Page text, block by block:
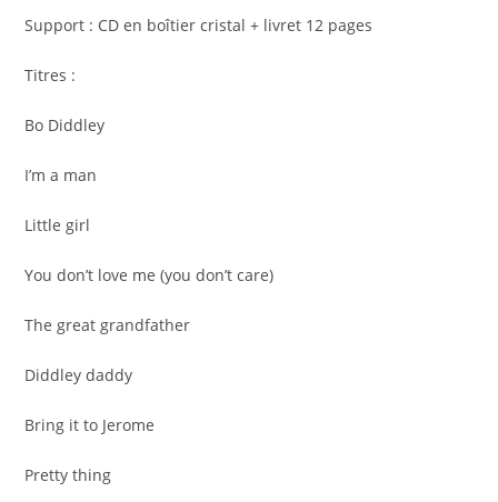
Support : CD en boîtier cristal + livret 12 pages
Titres :
Bo Diddley
I’m a man
Little girl
You don’t love me (you don’t care)
The great grandfather
Diddley daddy
Bring it to Jerome
Pretty thing